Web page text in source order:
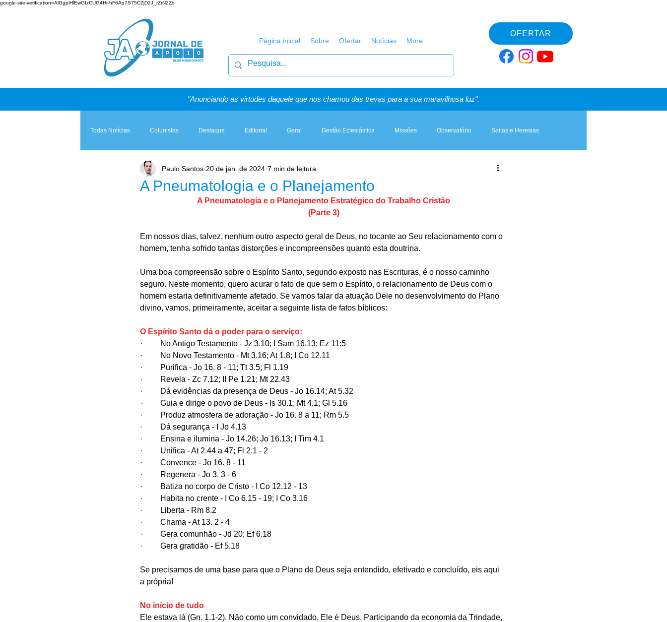
google-site-verification=AlGgplHlEwGIzCUG4Hr-hF6Aq7S75CZjD2J_rZrN2Zo
Página inicial Sobre Ofertar Notícias More
OFERTAR
"Anunciando as virtudes daquele que nos chamou das trevas para a sua maravilhosa luz".
Todas Notícias Colunistas Destaque Editorial Geral Gestão Eclesiástica Missões Observatório Seitas e Heresias
Teologia & Prática A Igreja e a Lei Artigos, Sermões & Esboços
A Pneumatologia e o Planejamento
Paulo Santos 20 de jan. de 2024 7 min de leitura
A Pneumatologia e o Planejamento Estratégico do Trabalho Cristão
(Parte 3)
Em nossos dias, talvez, nenhum outro aspecto geral de Deus, no tocante ao Seu relacionamento com o
homem, tenha sofrido tantas distorções e incompreensões quanto esta doutrina.
Uma boa compreensão sobre o Espírito Santo, segundo exposto nas Escrituras, é o nosso caminho
seguro. Neste momento, quero acurar o fato de que sem o Espírito, o relacionamento de Deus com o
homem estaria definitivamente afetado. Se vamos falar da atuação Dele no desenvolvimento do Plano
divino, vamos, primeiramente, aceitar a seguinte lista de fatos bíblicos:
O Espírito Santo dá o poder para o serviço:
·         No Antigo Testamento - Jz 3.10; I Sam 16.13; Ez 11:5
·         No Novo Testamento - Mt 3.16; At 1.8; I Co 12.11
·         Purifica - Jo 16. 8 - 11; Tt 3.5; Fl 1.19
·         Revela - Zc 7.12; II Pe 1.21; Mt 22.43
·         Dá evidências da presença de Deus - Jo 16.14; At 5.32
·         Guia e dirige o povo de Deus - Is 30.1; Mt 4.1; Gl 5.16
·         Produz atmosfera de adoração - Jo 16. 8 a 11; Rm 5.5
·         Dá segurança - I Jo 4.13
·         Ensina e ilumina - Jo 14.26; Jo 16.13; I Tim 4.1
·         Unifica - At 2.44 a 47; Fl 2.1 - 2
·         Convence - Jo 16. 8 - 11
·         Regenera - Jo 3. 3 - 6
·         Batiza no corpo de Cristo - I Co 12.12 - 13
·         Habita no crente - I Co 6.15 - 19; I Co 3.16
·         Liberta - Rm 8.2
·         Chama - At 13. 2 - 4
·         Gera comunhão - Jd 20; Ef 6.18
·         Gera gratidão - Ef 5.18
Se precisamos de uma base para que o Plano de Deus seja entendido, efetivado e concluído, eis aqui
a própria!
No início de tudo
Ele estava lá (Gn. 1.1-2). Não como um convidado, Ele é Deus. Participando da economia da Trindade,